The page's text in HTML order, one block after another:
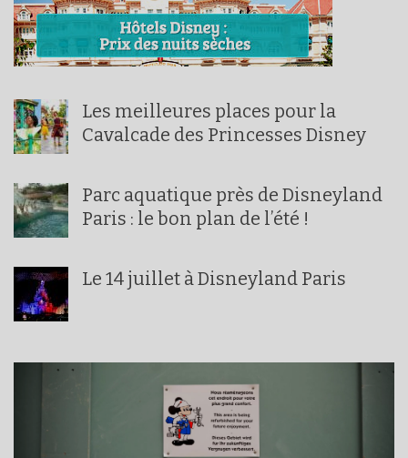
Les meilleures places pour la
Cavalcade des Princesses Disney
Parc aquatique près de Disneyland
Paris : le bon plan de l’été !
Le 14 juillet à Disneyland Paris